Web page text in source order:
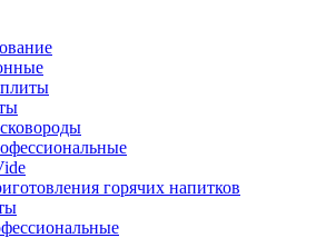
горячих напитков